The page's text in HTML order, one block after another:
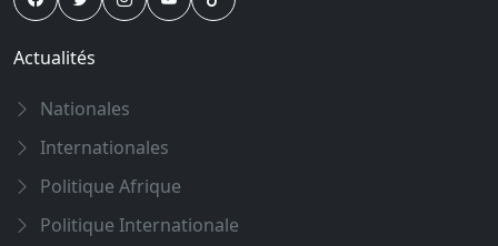
Actualités
Nationales
Internationales
Politique Afrique
Politique Internationale